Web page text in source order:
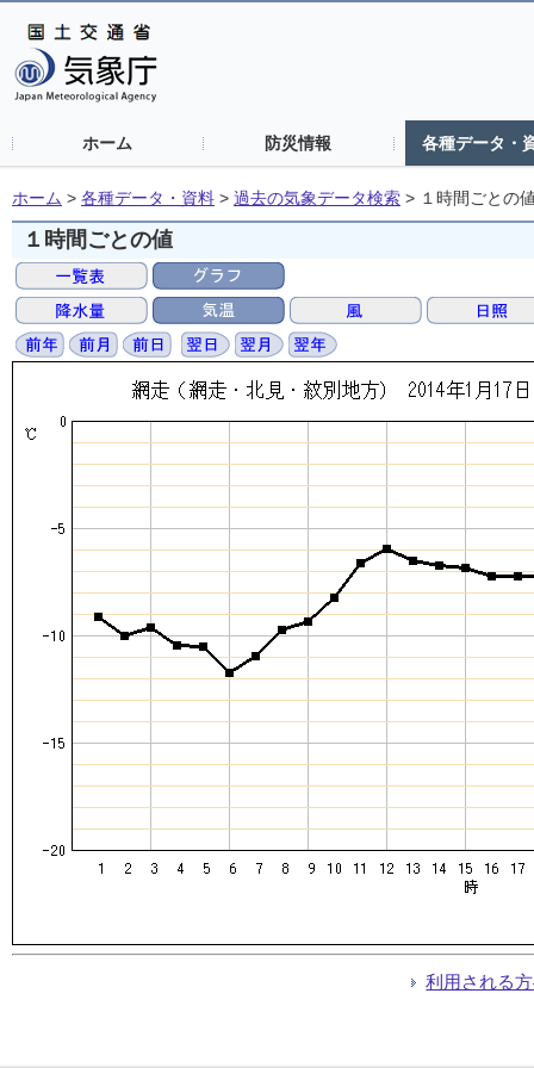
ホーム 防災情報 各種データ・
ホーム > 各種データ・資料 > 過去の気象データ検索 > １時間ごとの
１時間ごとの値
利用される